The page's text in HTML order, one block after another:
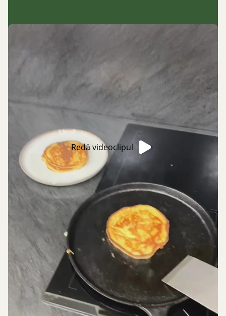
Redă videoclipul